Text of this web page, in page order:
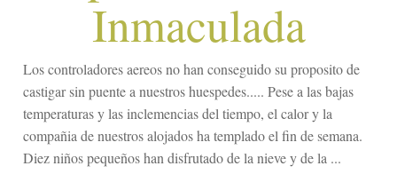
Inmaculada
Los controladores aereos no han conseguido su proposito de
castigar sin puente a nuestros huespedes..... Pese a las bajas
temperaturas y las inclemencias del tiempo, el calor y la
compañia de nuestros alojados ha templado el fin de semana.
Diez niños pequeños han disfrutado de la nieve y de la ...